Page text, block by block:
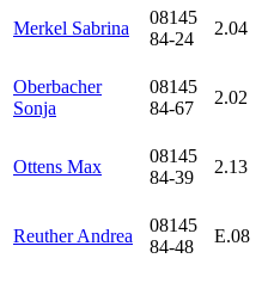
Merkel Sabrina
08145
84-24
2.04
Oberbacher
Sonja
08145
84-67
2.02
Ottens Max
08145
84-39
2.13
Reuther Andrea
08145
84-48
E.08